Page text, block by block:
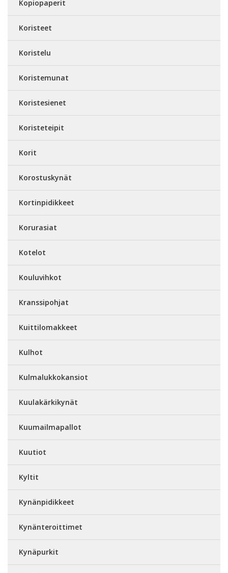
Kopiopaperit
Koristeet
Koristelu
Koristemunat
Koristesienet
Koristeteipit
Korit
Korostuskynät
Kortinpidikkeet
Korurasiat
Kotelot
Kouluvihkot
Kranssipohjat
Kuittilomakkeet
Kulhot
Kulmalukkokansiot
Kuulakärkikynät
Kuumailmapallot
Kuutiot
Kyltit
Kynänpidikkeet
Kynänteroittimet
Kynäpurkit